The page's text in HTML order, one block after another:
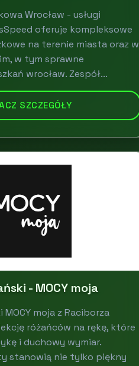
Wrocław - usługi
oferuje kompleksowe
na terenie miasta oraz w
w tym sprawne
wrocław. Zespół...
SZCZEGÓŁY
- MOCY moja
moja z Raciborza
różańców na rękę, które
i duchowy wymiar.
stanowią nie tylko piękny